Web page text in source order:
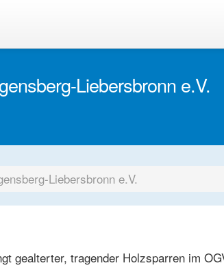
Liebersbronn e.V.
Liebersbronn e.V.
gealterter, tragender Holzsparren im